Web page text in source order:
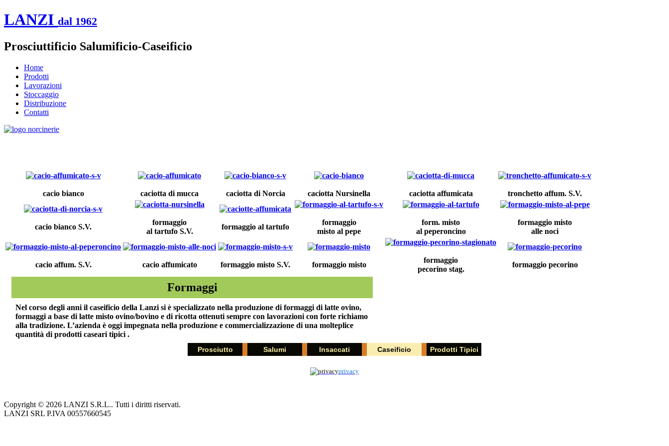
LANZI dal 1962
Prosciuttificio Salumificio-Caseificio
Home
Prodotti
Lavorazioni
Stoccaggio
Distribuzione
Contatti
cacio bianco caciotta di mucca caciotta di Norcia caciotta Nursinella caciotta affumicata tronchetto affum. S.V.
cacio bianco S.V.
formaggio
al tartufo S.V.
formaggio al tartufo
formaggio
misto al pepe
form. misto
al peperoncino
formaggio misto
alle noci
cacio affum. S.V. cacio affumicato formaggio misto S.V. formaggio misto
formaggio
pecorino stag.
formaggio pecorino
Formaggi
Nel corso degli anni il caseificio della Lanzi si è specializzato nella produzione di formaggi di latte ovino,
formaggi a base di latte misto ovino/bovino e di ricotta ottenuti sempre con lavorazioni con forte richiamo
alla tradizione. L’azienda è oggi impegnata nella produzione e commercializzazione di una molteplice
quantità di prodotti caseari tipici .
Prosciutto Salumi Insaccati Caseificio Prodotti Tipici
privacy
Copyright © 2026 LANZI S.R.L.. Tutti i diritti riservati.
LANZI SRL P.IVA 00557660545